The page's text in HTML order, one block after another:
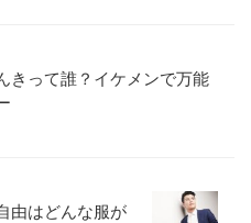
きって誰？イケメンで万能
由はどんな服が